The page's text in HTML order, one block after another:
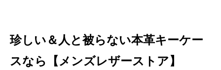
珍しい＆人と被らない本革キーケー
スなら【メンズレザーストア】